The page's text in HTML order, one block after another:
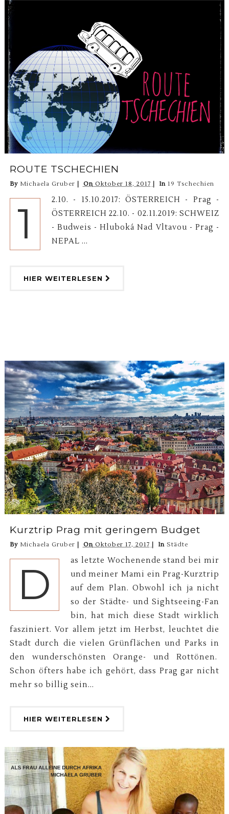
ROUTE TSCHECHIEN
By Michaela Gruber OnOktober 18, 2017 In 19 Tschechien
1
2.10. - 15.10.2017: ÖSTERREICH - Prag -
ÖSTERREICH 22.10. - 02.11.2019: SCHWEIZ
- Budweis - Hluboká Nad Vltavou - Prag -
NEPAL ...
HIER WEITERLESEN
Kurztrip Prag mit geringem Budget
By Michaela Gruber OnOktober 17, 2017 In Städte
D
as letzte Wochenende stand bei mir
und meiner Mami ein Prag-Kurztrip
auf dem Plan. Obwohl ich ja nicht
so der Städte- und Sightseeing-Fan
bin, hat mich diese Stadt wirklich
fasziniert. Vor allem jetzt im Herbst, leuchtet die
Stadt durch die vielen Grünflächen und Parks in
den wunderschönsten Orange- und Rottönen.
Schon öfters habe ich gehört, dass Prag gar nicht
mehr so billig sein...
HIER WEITERLESEN